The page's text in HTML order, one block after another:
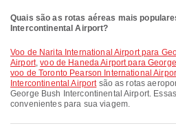
Quais são as rotas aéreas mais
Intercontinental Airport?
voo de Narita International Airport para George Bush Intercontinental
Airport,voo de Haneda Airport para
voo de Toronto Pearson International
Intercontinental Airportsão as rotas
George Bush Intercontinental Airport.
convenientes para sua viagem.